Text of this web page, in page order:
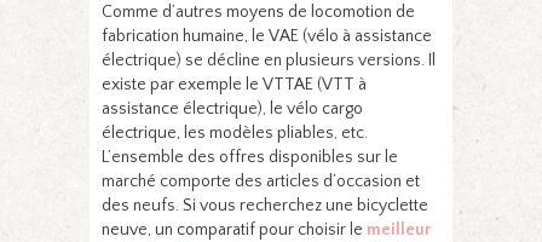
Comme d’autres moyens de locomotion de
fabrication humaine, le VAE (vélo à assistance
électrique) se décline en plusieurs versions. Il
existe par exemple le VTTAE (VTT à
assistance électrique), le vélo cargo
électrique, les modèles pliables, etc.
L’ensemble des offres disponibles sur le
marché comporte des articles d’occasion et
des neufs. Si vous recherchez une bicyclette
neuve, un comparatif pour choisir le meilleur